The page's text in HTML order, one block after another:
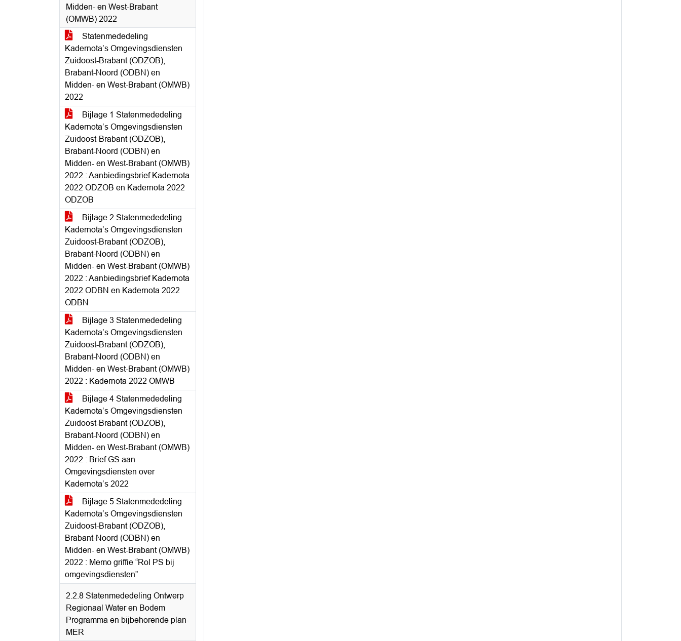
Midden- en West-Brabant
(OMWB) 2022
Statenmededeling
Kadernota’s Omgevingsdiensten
Zuidoost-Brabant (ODZOB),
Brabant-Noord (ODBN) en
Midden- en West-Brabant (OMWB)
2022
Bijlage 1 Statenmededeling
Kadernota’s Omgevingsdiensten
Zuidoost-Brabant (ODZOB),
Brabant-Noord (ODBN) en
Midden- en West-Brabant (OMWB)
2022 : Aanbiedingsbrief Kadernota
2022 ODZOB en Kadernota 2022
ODZOB
Bijlage 2 Statenmededeling
Kadernota’s Omgevingsdiensten
Zuidoost-Brabant (ODZOB),
Brabant-Noord (ODBN) en
Midden- en West-Brabant (OMWB)
2022 : Aanbiedingsbrief Kadernota
2022 ODBN en Kadernota 2022
ODBN
Bijlage 3 Statenmededeling
Kadernota’s Omgevingsdiensten
Zuidoost-Brabant (ODZOB),
Brabant-Noord (ODBN) en
Midden- en West-Brabant (OMWB)
2022 : Kadernota 2022 OMWB
Bijlage 4 Statenmededeling
Kadernota’s Omgevingsdiensten
Zuidoost-Brabant (ODZOB),
Brabant-Noord (ODBN) en
Midden- en West-Brabant (OMWB)
2022 : Brief GS aan
Omgevingsdiensten over
Kadernota’s 2022
Bijlage 5 Statenmededeling
Kadernota’s Omgevingsdiensten
Zuidoost-Brabant (ODZOB),
Brabant-Noord (ODBN) en
Midden- en West-Brabant (OMWB)
2022 : Memo griffie “Rol PS bij
omgevingsdiensten”
2.2.8 Statenmededeling Ontwerp
Regionaal Water en Bodem
Programma en bijbehorende plan-
MER